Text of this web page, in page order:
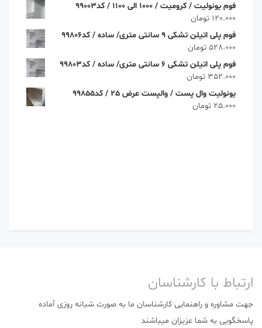
فوم یونولیت / کرومیت / 1000 الی 1100 / کد99003
120.000 تومان
فوم پلی اتیلن تشکی 9 سانتی متری/ ساده / کد99806
528.000 تومان
فوم پلی اتیلن تشکی 6 سانتی متری/ ساده / کد99803
352.000 تومان
یونولیت وال پست / والپست عرض 25 / کد99855
25.000 تومان
ارتباط با کارشناسان
جهت مشاوره و راهنمایی کارشناسان ما به صورت شبانه روزی آماده
پاسخگویی به شما عزیزان میباشند